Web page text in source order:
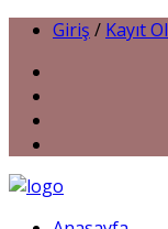
Giriş / Kayıt Ol